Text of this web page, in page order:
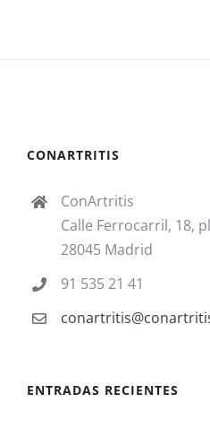
CONARTRITIS
ConArtritis
Calle Ferrocarril, 18,
28045 Madrid
91 535 21 41
ENTRADAS RECIENTES